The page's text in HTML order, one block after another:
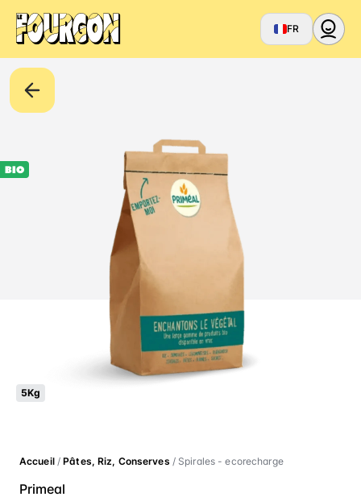
FR
BIO
5Kg
Accueil/Pâtes, Riz, Conserves / Spirales - ecorecharge
Primeal